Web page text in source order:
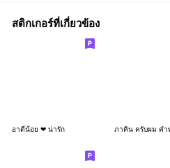
สติกเกอร์ที่เกี่ยวข้อง
อาตี๋น้อย ❤ น่ารัก